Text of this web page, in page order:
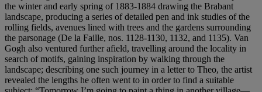
the winter and early spring of 1883-1884 drawing the Brabant
landscape, producing a series of detailed pen and ink studies of the
rolling fields, avenues lined with trees and the gardens surrounding
the parsonage (De la Faille, nos. 1128-1130, 1132, and 1135). Van
Gogh also ventured further afield, travelling around the locality in
search of motifs, gaining inspiration by walking through the
landscape; describing one such journey in a letter to Theo, the artist
revealed the lengths he often went to in order to find a suitable